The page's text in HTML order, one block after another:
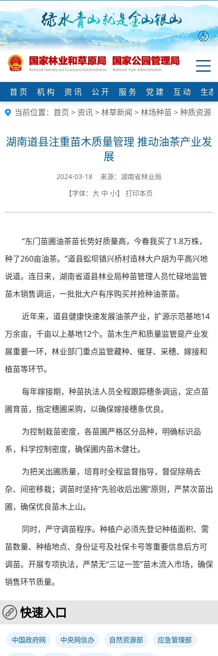
首 页 机 构 资 讯 公 开 服 务 党 建 互 动
生
当前位置： 首页 > 资讯>林草新闻 >林场种苗 >种质资源
湖南道县注重苗木质量管理 推动油茶产业发
展
2024-03-18 来源：湖南省林业局
【字体： 大 中 小】 打印本页
“东门苗圃油茶苗长势好质量高，今春我买了1.8万株，
种了260亩油茶。”道县蚣坝镇兴桥村造林大户胡为平高兴地
说道。连日来，湖南省道县林业局种苗管理人员忙碌地监管
苗木销售调运，一批批大户有序购买并抢种油茶苗。
近年来，道县健康快速发展油茶产业，扩源示范基地14
万余亩，千亩以上基地12个。苗木生产和质量监管是产业发
展重要一环，林业部门重点监管藏种、催芽、采穗、嫁接和
植苗等环节。
每年嫁接期， 种苗执法人员全程跟踪穗条调运，定点苗
圃育苗，指定穗圃采购，以确保嫁接穗条优良。
为控制栽苗密度，各苗圃严格区分品种，明确标识品
系，科学控制密度，确保圃内苗木健壮。
为把关出圃质量，培育时全程监督指导，督促除萌去
杂、间密移栽；调苗时坚持“先验收后出圃”原则，严禁次苗出
圃，确保优良苗木上山。
同时，严守调苗程序。种植户必须先登记种植面积、需
苗数量、种植地点、身份证号及社保卡号等重要信息后方可
调苗。开展专项执法，严禁无“三证一签”苗木流入市场，确保
销售环节质量。
快速入口
中国政府网 中央网信办 自然资源部 应急管理部